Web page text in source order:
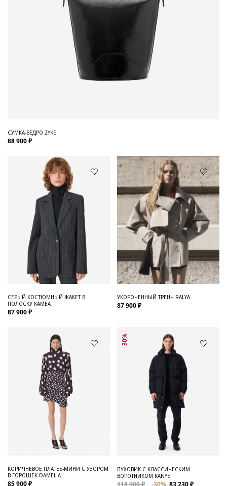
СУМКА-ВЕДРО ZYKE
88 900 ₽
СЕРЫЙ КОСТЮМНЫЙ ЖАКЕТ В
ПОЛОСКУ KAMEA
87 900 ₽
УКОРОЧЕННЫЙ ТРЕНЧ RALYA
87 900 ₽
КОРИЧНЕВОЕ ПЛАТЬЕ-МИНИ С УЗОРОМ
В ГОРОШЕК DAMELIA
85 900 ₽
-30%
ПУХОВИК С КЛАССИЧЕСКИМ
ВОРОТНИКОМ KANYE
118 900 ₽ -30% 83 230 ₽